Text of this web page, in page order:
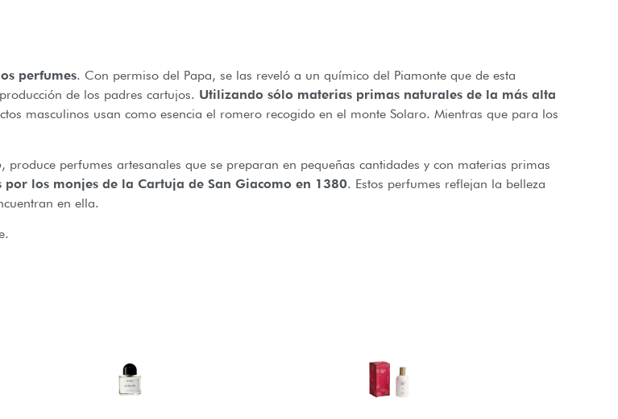
perfumes. Con permiso del Papa, se las reveló a un químico del Piamonte que de esta
de los padres cartujos. Utilizando sólo materias primas naturales de la más alta
masculinos usan como esencia el romero recogido en el monte Solaro. Mientras que para los
, produce perfumes artesanales que se preparan en pequeñas cantidades y con materias primas
por los monjes de la Cartuja de San Giacomo en 1380. Estos perfumes reflejan la belleza
en ella.